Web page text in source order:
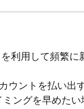
用して頻繁に
ウントを払い出
ングを早めたい